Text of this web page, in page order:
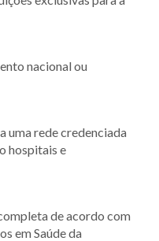
nacional ou
uma rede credenciada
hospitais e
de acordo com
em Saúde da